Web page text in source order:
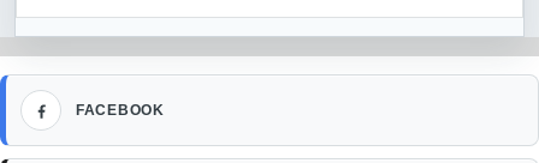
FACEBOOK
Facebook